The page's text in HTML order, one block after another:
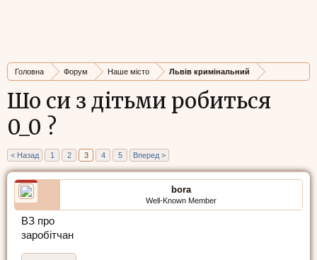
Головна Форум Наше місто Львів кримінальний
Шо си з дітьми робиться
0_0 ?
< Назад 1 2 3 4 5 Вперед >
bora
Well-Known Member
ВЗ про
заробітчан